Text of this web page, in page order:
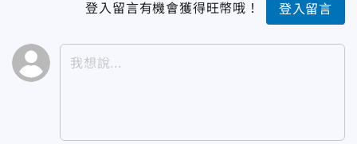
登入留言有機會獲得旺幣哦！ 登入留言